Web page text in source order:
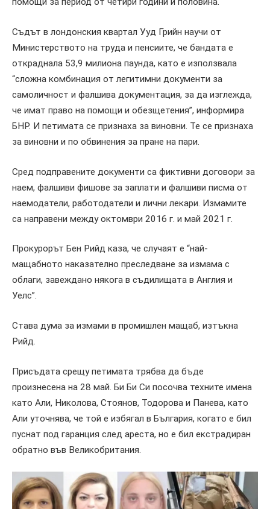
Съдът в лондонския квартал Ууд Грийн научи от
Министерството на труда и пенсиите, че бандата е
откраднала 53,9 милиона паунда, като е използвала
“сложна комбинация от легитимни документи за
самоличност и фалшива документация, за да изглежда,
че имат право на помощи и обезщетения”, информира
БНР. И петимата се признаха за виновни. Те се признаха
за виновни и по обвинения за пране на пари.
Сред подправените документи са фиктивни договори за
наем, фалшиви фишове за заплати и фалшиви писма от
наемодатели, работодатели и лични лекари. Измамите
са направени между октомври 2016 г. и май 2021 г.
Прокурорът Бен Рийд каза, че случаят е “най-
мащабното наказателно преследване за измама с
облаги, завеждано някога в съдилищата в Англия и
Уелс”.
Става дума за измами в промишлен мащаб, изтъкна
Рийд.
Присъдата срещу петимата трябва да бъде
произнесена на 28 май. Би Би Си посочва техните имена
като Али, Николова, Стоянов, Тодорова и Панева, като
Али уточнява, че той е избягал в България, когато е бил
пуснат под гаранция след ареста, но е бил екстрадиран
обратно във Великобритания.